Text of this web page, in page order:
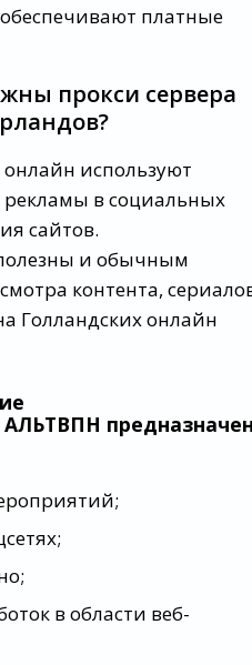
платные
прокси сервера
используют
рекламы в социальных
сайтов.
и обычным
контента,
Голландских онлайн
АЛЬТВПН
в области веб-